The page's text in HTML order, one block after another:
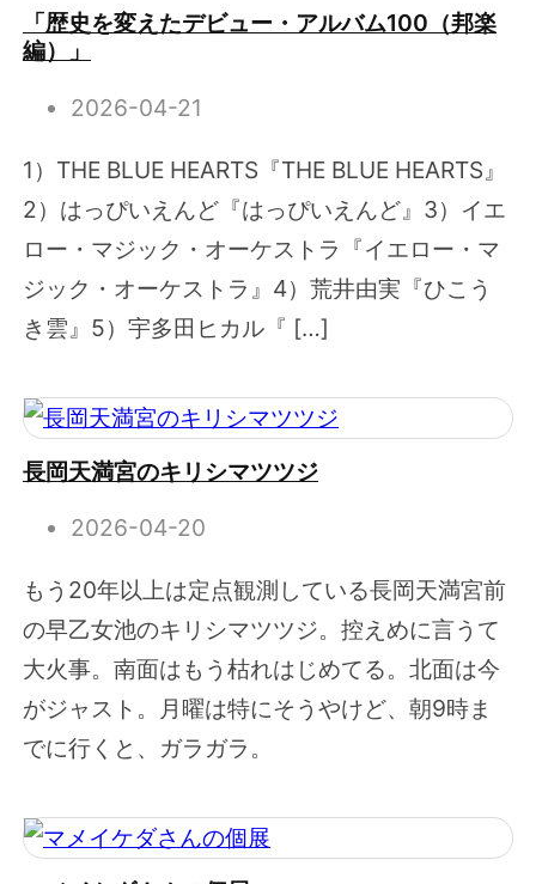
「歴史を変えたデビュー・アルバム100（邦楽
編）」
2026-04-21
1）THE BLUE HEARTS『THE BLUE HEARTS』
2）はっぴいえんど『はっぴいえんど』3）イエ
ロー・マジック・オーケストラ『イエロー・マ
ジック・オーケストラ』4）荒井由実『ひこう
き雲』5）宇多田ヒカル『 […]
長岡天満宮のキリシマツツジ
2026-04-20
もう20年以上は定点観測している長岡天満宮前
の早乙女池のキリシマツツジ。控えめに言うて
大火事。南面はもう枯れはじめてる。北面は今
がジャスト。月曜は特にそうやけど、朝9時ま
でに行くと、ガラガラ。